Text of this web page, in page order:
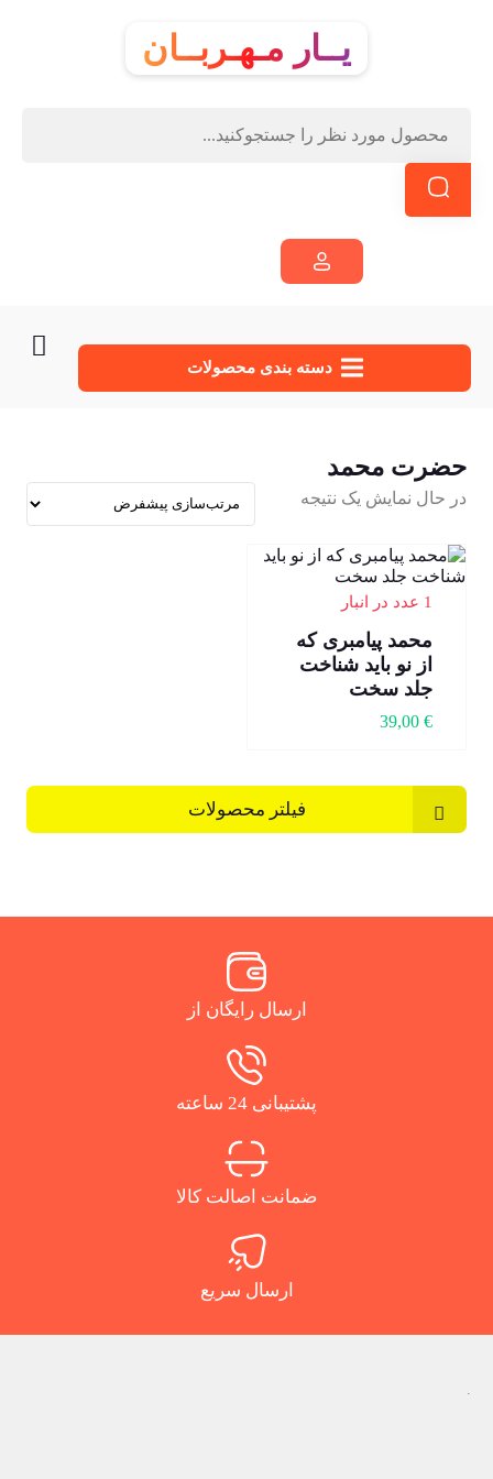
یــار مـهـربــان
دسته‌ بندی محصولات
حضرت محمد
در حال نمایش یک نتیجه
1 عدد در انبار
محمد پیامبری که
از نو باید شناخت
جلد سخت
39,00 €
فیلتر محصولات
ارسال رایگان از
پشتیبانی 24 ساعته
ضمانت اصالت کالا
ارسال سریع
.